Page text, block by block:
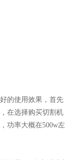
的使用效果，首先
在选择购买切割机
功率大概在500w左